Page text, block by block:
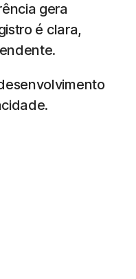
gera
é clara,